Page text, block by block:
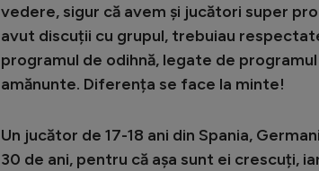
vedere, sigur că avem și jucători super
avut discuții cu grupul, trebuiau
programul de odihnă, legate de
amănunte. Diferența se face la minte!
Un jucător de 17-18 ani din Spania,
30 de ani, pentru că așa sunt ei crescuți,